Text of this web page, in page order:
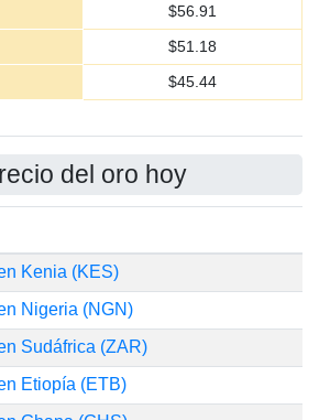
$56.91
$51.18
$45.44
del oro hoy
Kenia (KES)
Nigeria (NGN)
Sudáfrica (ZAR)
Etiopía (ETB)